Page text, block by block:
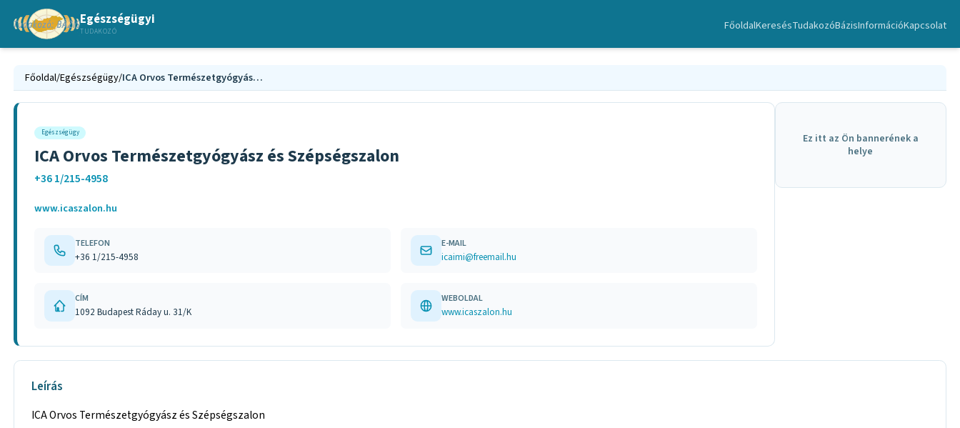
Egészségügyi
TUDAKOZÓ FőoldalKeresésTudakozóBázisInformációKapcsolat
Főoldal/Egészségügy/ ICA Orvos Természetgyógyász és Szépségszalon
Egészségügy
ICA Orvos Természetgyógyász és Szépségszalon
+36 1/215-4958
www.icaszalon.hu
TELEFON
+36 1/215-4958
E-MAIL
icaimi@freemail.hu
CÍM
1092 Budapest Ráday u. 31/K
WEBOLDAL
www.icaszalon.hu
Ez itt az Ön bannerének a
helye
Leírás
ICA Orvos Természetgyógyász és Szépségszalon